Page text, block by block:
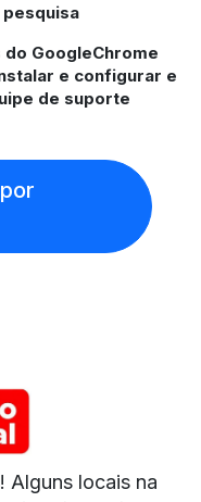
GoogleChrome
e configurar e
de suporte
Alguns locais na